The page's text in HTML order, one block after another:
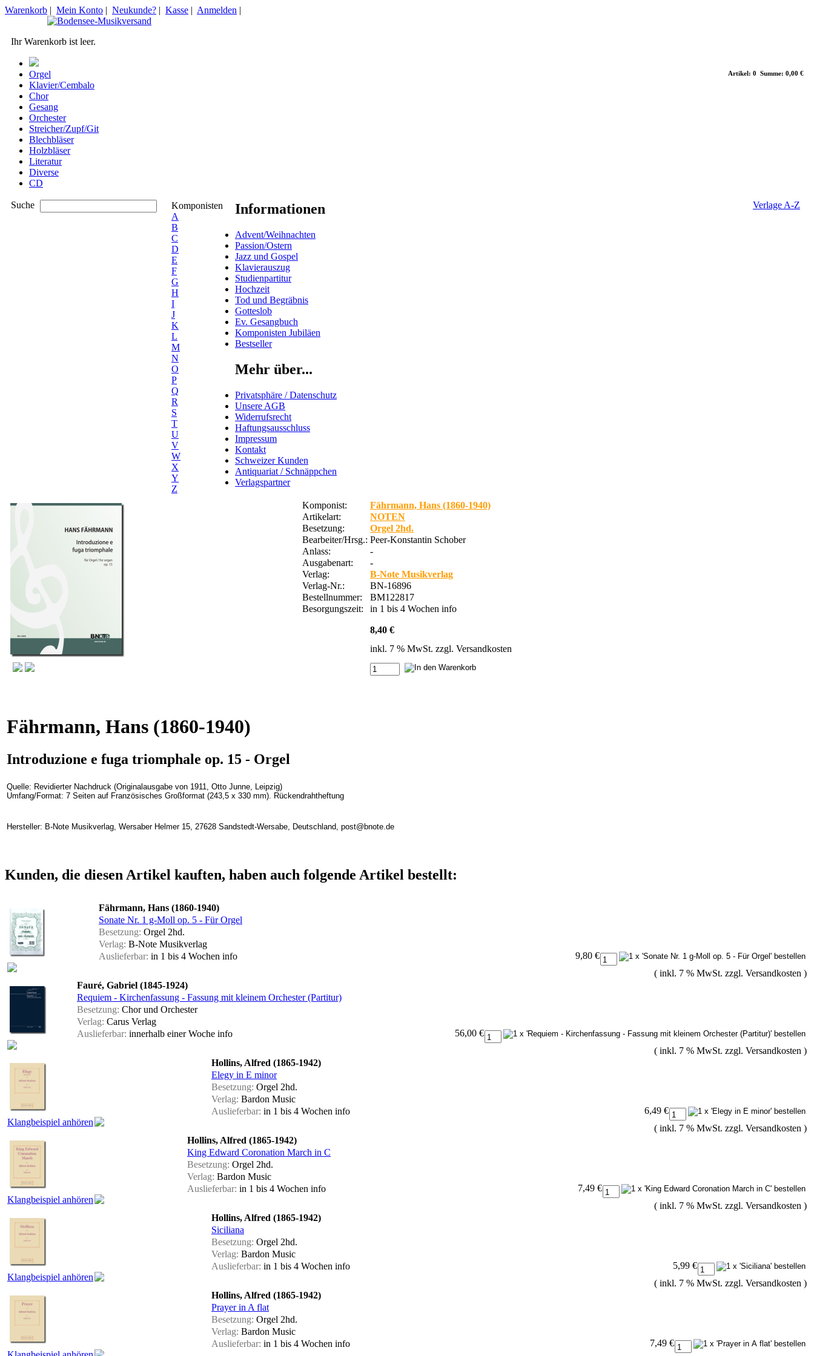
Artikel: 0 Summe: 0,00 €
Warenkorb | Mein Konto | Neukunde? | Kasse | Anmelden |
Ihr Warenkorb ist leer.
Orgel
Klavier/Cembalo
Chor
Gesang
Orchester
Streicher/Zupf/Git
Blechbläser
Holzbläser
Literatur
Diverse
CD
Suche
Komponisten
A
B
C
D
E
F
G
H
I
J
K
L
M
N
O
P
Q
R
S
T
U
V
W
X
Y
Z
Verlage A-Z
Informationen
Advent/Weihnachten
Passion/Ostern
Jazz und Gospel
Klavierauszug
Studienpartitur
Hochzeit
Tod und Begräbnis
Gotteslob
Ev. Gesangbuch
Komponisten Jubiläen
Bestseller
Mehr über...
Privatsphäre / Datenschutz
Unsere AGB
Widerrufsrecht
Haftungsausschluss
Impressum
Kontakt
Schweizer Kunden
Antiquariat / Schnäppchen
Verlagspartner
Komponist:
Fährmann, Hans (1860-1940)
Artikelart:
NOTEN
Besetzung:
Orgel 2hd.
Bearbeiter/Hrsg.: Peer-Konstantin Schober
Anlass:
-
Ausgabenart:
-
Verlag:
B-Note Musikverlag
Verlag-Nr.:
BN-16896
Bestellnummer:
BM122817
Besorgungszeit:
in 1 bis 4 Wochen info
8,40 €
inkl. 7 % MwSt. zzgl. Versandkosten
Fährmann, Hans (1860-1940)
Introduzione e fuga triomphale op. 15 - Orgel
Quelle: Revidierter Nachdruck (Originalausgabe von 1911, Otto Junne, Leipzig)
Umfang/Format: 7 Seiten auf Französisches Großformat (243,5 x 330 mm). Rückendrahtheftung
Hersteller: B-Note Musikverlag, Wersaber Helmer 15, 27628 Sandstedt-Wersabe, Deutschland, post@bnote.de
Kunden, die diesen Artikel kauften, haben auch folgende Artikel bestellt:
Fährmann, Hans (1860-1940)
Sonate Nr. 1 g-Moll op. 5 - Für Orgel
Besetzung: Orgel 2hd.
Verlag: B-Note Musikverlag
Auslieferbar: in 1 bis 4 Wochen info
9,80 €
( inkl. 7 % MwSt. zzgl. Versandkosten )
Fauré, Gabriel (1845-1924)
Requiem - Kirchenfassung - Fassung mit kleinem Orchester (Partitur)
Besetzung: Chor und Orchester
Verlag: Carus Verlag
Auslieferbar: innerhalb einer Woche info
56,00 €
( inkl. 7 % MwSt. zzgl. Versandkosten )
Klangbeispiel anhören
Hollins, Alfred (1865-1942)
Elegy in E minor
Besetzung: Orgel 2hd.
Verlag: Bardon Music
Auslieferbar: in 1 bis 4 Wochen info
6,49 €
( inkl. 7 % MwSt. zzgl. Versandkosten )
Klangbeispiel anhören
Hollins, Alfred (1865-1942)
King Edward Coronation March in C
Besetzung: Orgel 2hd.
Verlag: Bardon Music
Auslieferbar: in 1 bis 4 Wochen info
7,49 €
( inkl. 7 % MwSt. zzgl. Versandkosten )
Klangbeispiel anhören
Hollins, Alfred (1865-1942)
Siciliana
Besetzung: Orgel 2hd.
Verlag: Bardon Music
Auslieferbar: in 1 bis 4 Wochen info
5,99 €
( inkl. 7 % MwSt. zzgl. Versandkosten )
Hollins, Alfred (1865-1942)
Prayer in A flat
Besetzung: Orgel 2hd.
Verlag: Bardon Music
Auslieferbar: in 1 bis 4 Wochen info
7,49 €